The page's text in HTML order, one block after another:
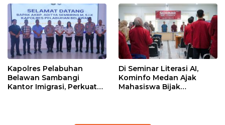
Maimun
Kapolres Pelabuhan
Belawan Sambangi
Kantor Imigrasi, Perkuat
Di Seminar Literasi AI,
Kominfo Medan Ajak
Mahasiswa Bijak